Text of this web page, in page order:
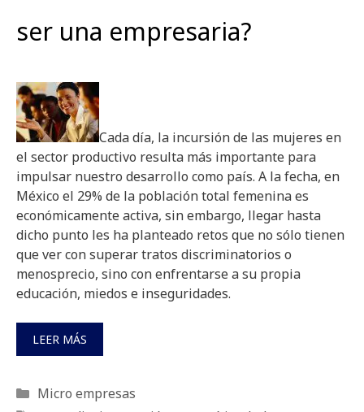
ser una empresaria?
Cada día, la incursión de las mujeres en
el sector productivo resulta más importante para
impulsar nuestro desarrollo como país. A la fecha, en
México el 29% de la población total femenina es
económicamente activa, sin embargo, llegar hasta
dicho punto les ha planteado retos que no sólo tienen
que ver con superar tratos discriminatorios o
menosprecio, sino con enfrentarse a su propia
educación, miedos e inseguridades.
LEER MÁS
Categorías
Micro empresas